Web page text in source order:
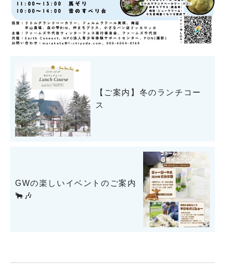
【ご案内】冬のランチコー
ス
GWの楽しいイベントのご案内
🐂🎶